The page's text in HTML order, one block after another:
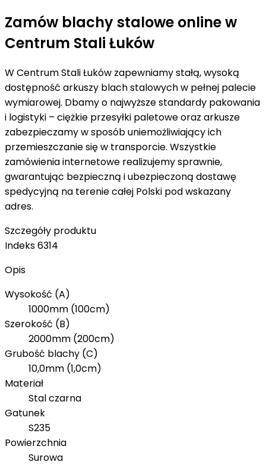
Zamów blachy stalowe online w
Centrum Stali Łuków
W Centrum Stali Łuków zapewniamy stałą, wysoką
dostępność arkuszy blach stalowych w pełnej palecie
wymiarowej. Dbamy o najwyższe standardy pakowania
i logistyki – ciężkie przesyłki paletowe oraz arkusze
zabezpieczamy w sposób uniemożliwiający ich
przemieszczanie się w transporcie. Wszystkie
zamówienia internetowe realizujemy sprawnie,
gwarantując bezpieczną i ubezpieczoną dostawę
spedycyjną na terenie całej Polski pod wskazany
adres.
Szczegóły produktu
Indeks6314
Opis
Wysokość (A)
1000mm (100cm)
Szerokość (B)
2000mm (200cm)
Grubość blachy (C)
10,0mm (1,0cm)
Materiał
Stal czarna
Gatunek
S235
Powierzchnia
Surowa